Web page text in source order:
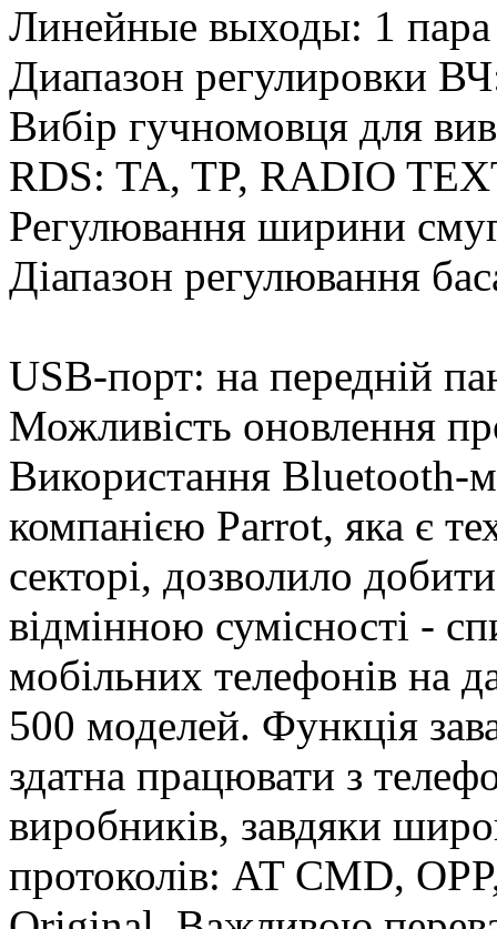
Линейные выходы: 1
Диапазон регулировки
Вибір гучномовця для
RDS: TA, TP, RADIO
Регулювання ширини
Діапазон регулювання
USB-порт: на передній
Можливість оновлення
Використання Bluetooth-
компанією Parrot, яка є
секторі, дозволило
відмінною сумісності -
мобільних телефонів на
500 моделей. Функція
здатна працювати з
виробників, завдяки
протоколів: AT CMD,